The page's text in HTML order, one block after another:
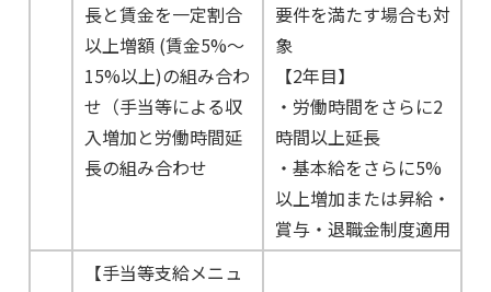
長と賃金を一定割合
以上増額 (賃金5%～
15%以上)の組み合わ
せ（手当等による収
入増加と労働時間延
長の組み合わせ
要件を満たす場合も対
象
【2年目】
・労働時間をさらに2
時間以上延長
・基本給をさらに5%
以上増加または昇給・
賞与・退職金制度適用
【手当等支給メニュ